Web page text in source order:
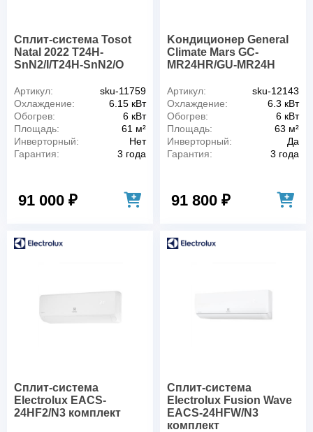
Сплит-система Tosot
Natal 2022 T24H-
SnN2/I/T24H-SnN2/O
Артикул:
sku-11759
Охлаждение:
6.15 кВт
Обогрев:
6 кВт
Площадь:
61 м²
Инверторный:
Нет
Гарантия:
3 года
91 000 ₽
Kондиционер General
Climate Mars GC-
MR24HR/GU-MR24H
Артикул:
sku-12143
Охлаждение:
6.3 кВт
Обогрев:
6 кВт
Площадь:
63 м²
Инверторный:
Да
Гарантия:
3 года
91 800 ₽
Сплит-система
Electrolux EACS-
24HF2/N3 комплект
Сплит-система
Electrolux Fusion Wave
EACS-24HFW/N3
комплект